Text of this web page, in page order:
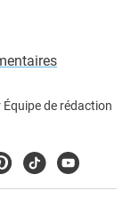
Équipe de rédaction
TiktokYoutube